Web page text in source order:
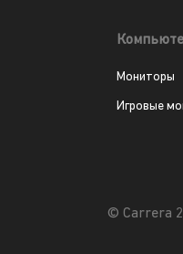
Мониторы
Игровые
© Carrera